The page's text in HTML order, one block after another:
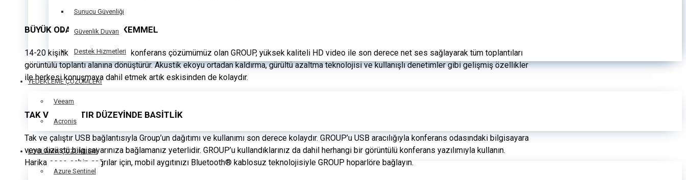
Sunucu Güvenliği
Güvenlik Duvarı
Destek Hizmetleri
YEDEKLEME ÇÖZÜMLERİ
Veeam
Acronis
LOGLAMA ÇÖZÜMLERİ
Azure Sentinel
BÜYÜK ODALAR İÇİN MÜKEMMEL
14-20 kişilik odalar için video konferans çözümümüz olan GROUP, yüksek kaliteli HD video ile son derece net ses sağlayarak tüm toplantıları
görüntülü toplantı alanına dönüştürür. Akustik ekoyu ortadan kaldırma, gürültü azaltma teknolojisi ve kullanışlı denetimler gibi gelişmiş özellikler
ile herkesi konuşmaya dahil etmek artık eskisinden de kolaydır.
TAK VE ÇALIŞTIR DÜZEYİNDE BASİTLİK
Tak ve çalıştır USB bağlantısıyla Group’un dağıtımı ve kullanımı son derece kolaydır. GROUP’u USB aracılığıyla konferans odasındaki bilgisayara
veya dizüstü bilgisayarınıza bağlamanız yeterlidir. GROUP’u kullandıklarınız da dahil herhangi bir görüntülü konferans yazılımıyla kullanın.
Harika sese sahip çağrılar için, mobil aygıtınızı Bluetooth® kablosuz teknolojisiyle GROUP hoparlöre bağlayın.